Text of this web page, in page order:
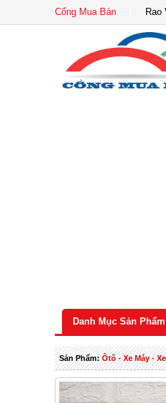
Cổng Mua Bán Rao
Danh Mục Sản Phẩm
Sản Phẩm:Ôtô - Xe Máy -